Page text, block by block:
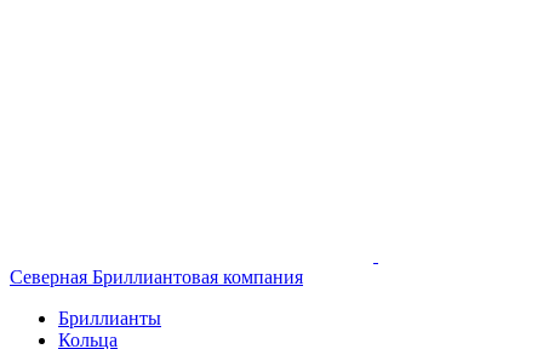
Северная Бриллиантовая компания
Бриллианты
Кольца